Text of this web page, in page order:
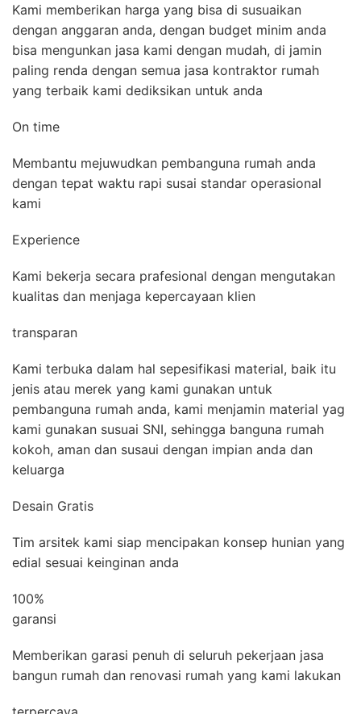
Kami memberikan harga yang bisa di susuaikan
dengan anggaran anda, dengan budget minim anda
bisa mengunkan jasa kami dengan mudah, di jamin
paling renda dengan semua jasa kontraktor rumah
yang terbaik kami dediksikan untuk anda
On time
Membantu mejuwudkan pembanguna rumah anda
dengan tepat waktu rapi susai standar operasional
kami
Experience
Kami bekerja secara prafesional dengan mengutakan
kualitas dan menjaga kepercayaan klien
transparan
Kami terbuka dalam hal sepesifikasi material, baik itu
jenis atau merek yang kami gunakan untuk
pembanguna rumah anda, kami menjamin material yag
kami gunakan susuai SNI, sehingga banguna rumah
kokoh, aman dan susaui dengan impian anda dan
keluarga
Desain Gratis
Tim arsitek kami siap mencipakan konsep hunian yang
edial sesuai keinginan anda
100%
garansi
Memberikan garasi penuh di seluruh pekerjaan jasa
bangun rumah dan renovasi rumah yang kami lakukan